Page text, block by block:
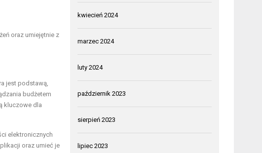
oraz umiejętnie z
jest podstawą,
budżetem
kluczowe dla
elektronicznych
oraz umieć je
kwiecień 2024
marzec 2024
luty 2024
październik 2023
sierpień 2023
lipiec 2023